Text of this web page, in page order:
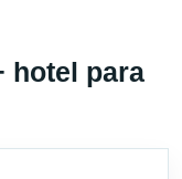
hotel para